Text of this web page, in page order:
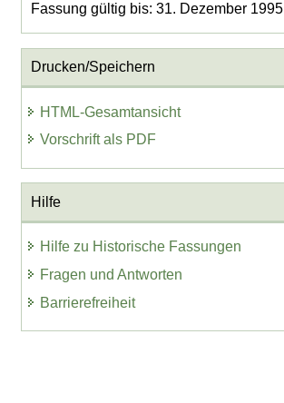
Fassung gültig bis: 31. Dezember 1995
Drucken/Speichern
HTML-Gesamtansicht
Vorschrift als PDF
Hilfe
Hilfe zu Historische Fassungen
Fragen und Antworten
Barrierefreiheit